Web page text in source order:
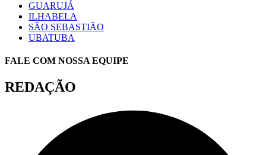
GUARUJÁ
ILHABELA
SÃO SEBASTIÃO
UBATUBA
FALE COM NOSSA EQUIPE
REDAÇÃO